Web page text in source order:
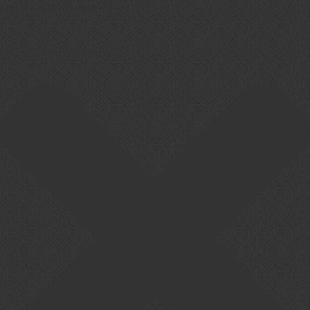
Cookie-Zustimmung verwalten